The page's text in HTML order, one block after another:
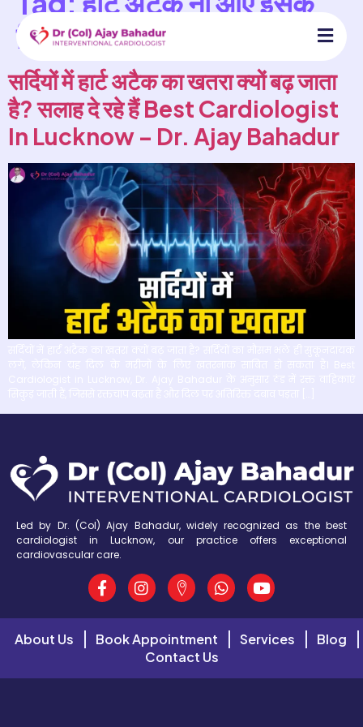
लिए क्या करें?
सर्दियों में हार्ट अटैक का खतरा क्यों बढ़ जाता
है? सलाह दे रहे हैं Best Cardiologist
In Lucknow – Dr. Ajay Bahadur
Led by Dr. (Col) Ajay Bahadur, widely recognized as the best
cardiologist in Lucknow, our practice offers exceptional
cardiovascular care.
About Us Book Appointment Services
Blog
Contact Us